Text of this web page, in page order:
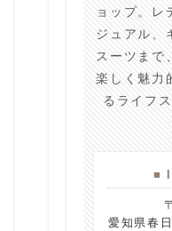
ョップ。レ
ジュアル、
スーツまで
楽しく魅力
るライフ
■
愛知県春